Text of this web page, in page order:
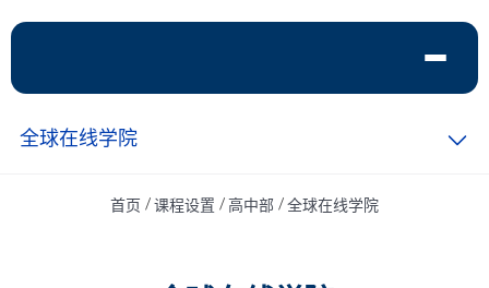
全球在线学院
首页 / 课程设置 / 高中部 / 全球在线学院